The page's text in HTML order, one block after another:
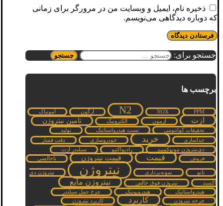
ذخیره نام، ایمیل و وبسایت من در مرورگر برای زمانی
که دوباره دیدگاهی می‌نویسم.
جستجو برای:
برچسب ها
N2 NOX PPM آرگون آمونیاک
ازت ازمون الکترونیک تامین نیتروژن
تحقیقات کوانتومی تست هیدرواستاتیک
تولید
جداسازی
خرید خودروسازی
دقت فشار
دی‌نیتروژن مونوکسید
رادیواکتیو
سیلندر ازت
فروش
قیمت قیمت نیتروژن ناخالصی
نانو نمونه‌برداری نیتروژن
نیتروژن دی
اکسید
نیتروژن فوق خالص نیتروژن مایع
هیدرواستاتیک هیدروپونیک
چرخ حمل سیلندر
چرخه نیتروژن
کاربرد
کاربرد نیتروژن